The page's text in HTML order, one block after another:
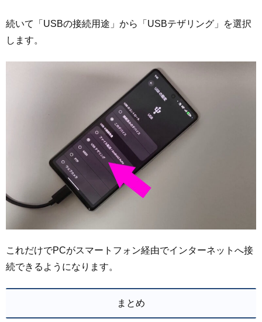
続いて「USBの接続用途」から「USBテザリング」を選択
します。
これだけでPCがスマートフォン経由でインターネットへ接
続できるようになります。
まとめ